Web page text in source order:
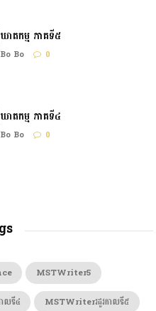
ាតកម្ម ភាគទី៥
Bo Bo 0
ាតកម្ម ភាគទី៤
Bo Bo 0
MSTWriter5
លទី៤
MSTWriterរដូវកាលទី៥